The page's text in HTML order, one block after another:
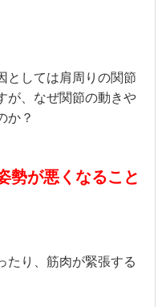
としては肩周りの関節
が、なぜ関節の動きや
か？
勢が悪くなること
たり、筋肉が緊張する